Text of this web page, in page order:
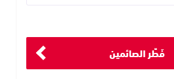
فَطِّر الصائمين